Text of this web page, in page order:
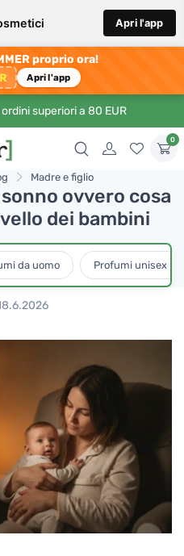
Apri l'app
proprio ora!
Apri l'app
superiori a 80 EUR
0
Madre e figlio
ovvero cosa
dei bambini
da uomo Profumi unisex